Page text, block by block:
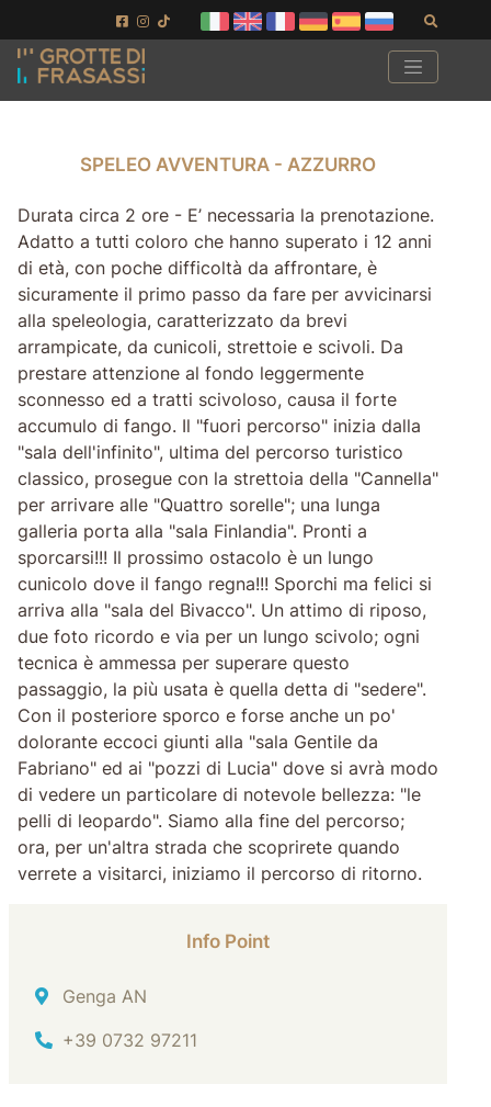
Vai ai contenuti della pagina
Vai al pié di pagina
SPELEO AVVENTURA - AZZURRO
Durata circa 2 ore - E’ necessaria la prenotazione.
Adatto a tutti coloro che hanno superato i 12 anni
di età, con poche difficoltà da affrontare, è
sicuramente il primo passo da fare per avvicinarsi
alla speleologia, caratterizzato da brevi
arrampicate, da cunicoli, strettoie e scivoli. Da
prestare attenzione al fondo leggermente
sconnesso ed a tratti scivoloso, causa il forte
accumulo di fango. Il "fuori percorso" inizia dalla
"sala dell'infinito", ultima del percorso turistico
classico, prosegue con la strettoia della "Cannella"
per arrivare alle "Quattro sorelle"; una lunga
galleria porta alla "sala Finlandia". Pronti a
sporcarsi!!! Il prossimo ostacolo è un lungo
cunicolo dove il fango regna!!! Sporchi ma felici si
arriva alla "sala del Bivacco". Un attimo di riposo,
due foto ricordo e via per un lungo scivolo; ogni
tecnica è ammessa per superare questo
passaggio, la più usata è quella detta di "sedere".
Con il posteriore sporco e forse anche un po'
dolorante eccoci giunti alla "sala Gentile da
Fabriano" ed ai "pozzi di Lucia" dove si avrà modo
di vedere un particolare di notevole bellezza: "le
pelli di leopardo". Siamo alla fine del percorso;
ora, per un'altra strada che scoprirete quando
verrete a visitarci, iniziamo il percorso di ritorno.
Info Point
Indirizzo
Genga AN
Tel.
+39 0732 97211